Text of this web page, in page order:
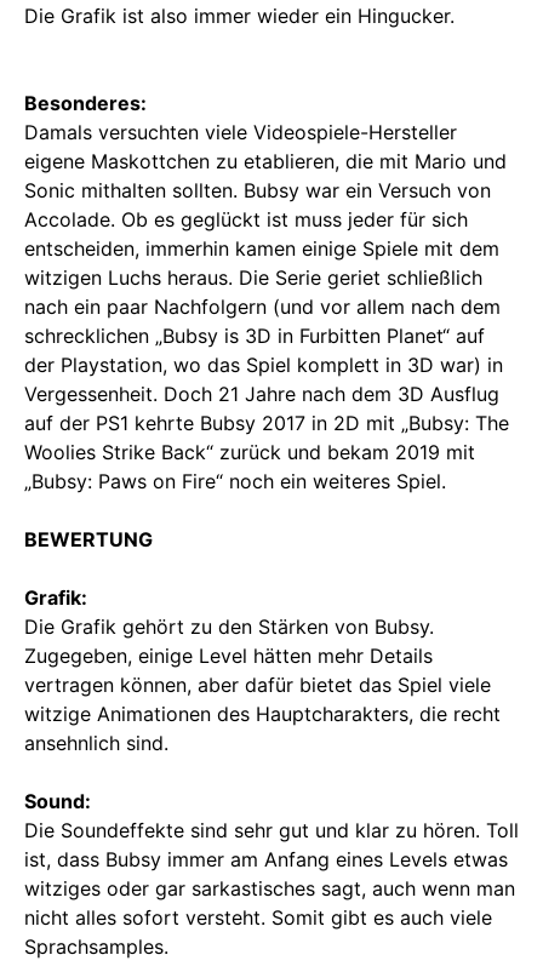
Die Grafik ist also immer wieder ein Hingucker.
Besonderes:
Damals versuchten viele Videospiele-Hersteller
eigene Maskottchen zu etablieren, die mit Mario und
Sonic mithalten sollten. Bubsy war ein Versuch von
Accolade. Ob es geglückt ist muss jeder für sich
entscheiden, immerhin kamen einige Spiele mit dem
witzigen Luchs heraus. Die Serie geriet schließlich
nach ein paar Nachfolgern (und vor allem nach dem
schrecklichen „Bubsy is 3D in Furbitten Planet“ auf
der Playstation, wo das Spiel komplett in 3D war) in
Vergessenheit. Doch 21 Jahre nach dem 3D Ausflug
auf der PS1 kehrte Bubsy 2017 in 2D mit „Bubsy: The
Woolies Strike Back“ zurück und bekam 2019 mit
„Bubsy: Paws on Fire“ noch ein weiteres Spiel.
BEWERTUNG
Grafik:
Die Grafik gehört zu den Stärken von Bubsy.
Zugegeben, einige Level hätten mehr Details
vertragen können, aber dafür bietet das Spiel viele
witzige Animationen des Hauptcharakters, die recht
ansehnlich sind.
Sound:
Die Soundeffekte sind sehr gut und klar zu hören. Toll
ist, dass Bubsy immer am Anfang eines Levels etwas
witziges oder gar sarkastisches sagt, auch wenn man
nicht alles sofort versteht. Somit gibt es auch viele
Sprachsamples.